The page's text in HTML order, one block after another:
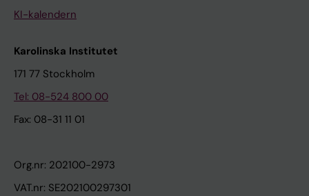
KI-kalendern
Karolinska Institutet
171 77 Stockholm
Tel: 08-524 800 00
Fax: 08-31 11 01
Org.nr: 202100-2973
VAT.nr: SE202100297301